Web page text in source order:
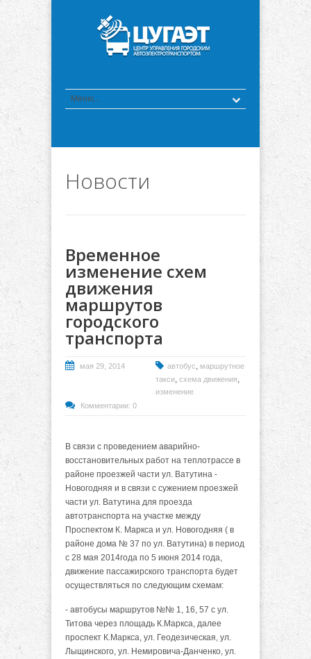
Новости
Временное
изменение схем
движения
маршрутов
городского
транспорта
мая 29, 2014 автобус, маршрутное
такси, схема движения,
изменение
Комментарии: 0
В связи с проведением аварийно-
восстановительных работ на теплотрассе в
районе проезжей части ул. Ватутина -
Новогодняя и в связи с сужением проезжей
части ул. Ватутина для проезда
автотранспорта на участке между
Проспектом К. Маркса и ул. Новогодняя ( в
районе дома № 37 по ул. Ватутина) в период
с 28 мая 2014года по 5 июня 2014 года,
движение пассажирского транспорта будет
осуществляться по следующим схемам:
- автобусы маршрутов №№ 1, 16, 57 с ул.
Титова через площадь К.Маркса, далее
проспект К.Маркса, ул. Геодезическая, ул.
Лыщинского, ул. Немировича-Данченко, ул.